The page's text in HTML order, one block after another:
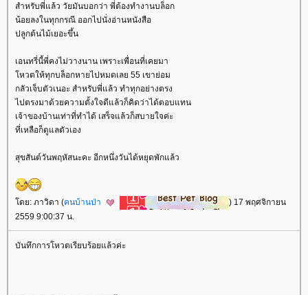
สำหรับพี่แล้ว วัยมันบอกว่า พี่ต้องทำงานบล็อก
น้อยลงในทุกกรณี ออกไปนั่งอ่านหนังสือ
ปลูกต้นไม้เยอะขึ้น
เอนทรี่นี้พี่คงไม่วางนาน เพราะเพื่อนที่เคยมา
หวตให้ทุกบล็อกหายไปหมดเลย 55 เขาย่อม
กลัวเจ็บตัวเนอะ สำหรับพี่แล้ว ทำทุกอย่างตรง
ไปตรงมาด้วยความตั้งใจดีแล้วก็คิดว่าได้ตอบแทน
เจ้าของบ้านเท่าที่ทำได้ เสร็จแล้วก็สบายใจค่ะ
ที่เหลือก็ดูแลตัวเอง
สุขสันต์วันพฤหัสนะคะ อีกหนึ่งวันได้หยุดพักแล้ว
ดย: ภาวิดา (คนบ้านป่า
) 17 พฤศจิกายน
2559 9:00:37 น.
บันทึกการโหวตเรียบร้อยแล้วค่ะ